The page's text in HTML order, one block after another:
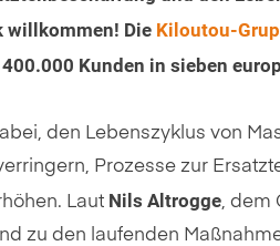
willkommen! Die Kiloutou-
Kunden in sieben
den Lebenszyklus von
Prozesse zur
Laut Nils Altrogge, dem
zu den laufenden